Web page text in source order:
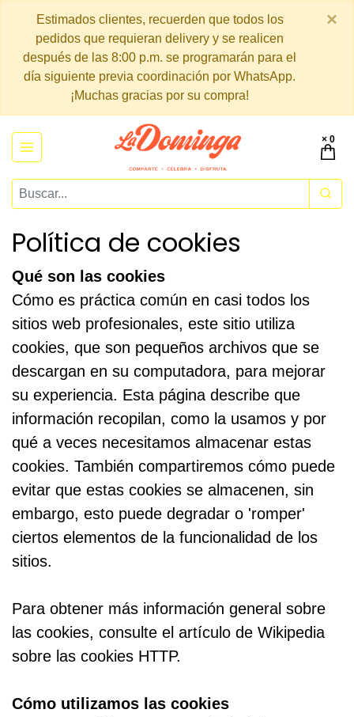
Estimados clientes, recuerden que todos los
pedidos que requieran delivery y se realicen
después de las 8:00 p.m. se programarán para el
día siguiente previa coordinación por WhatsApp.
¡Muchas gracias por su compra!
×
× 0
Política de cookies
Qué son las cookies
Cómo es práctica común en casi todos los
sitios web profesionales, este sitio utiliza
cookies, que son pequeños archivos que se
descargan en su computadora, para mejorar
su experiencia. Esta página describe que
información recopilan, como la usamos y por
qué a veces necesitamos almacenar estas
cookies. También compartiremos cómo puede
evitar que estas cookies se almacenen, sin
embargo, esto puede degradar o 'romper'
ciertos elementos de la funcionalidad de los
sitios.
Para obtener más información general sobre
las cookies, consulte el artículo de Wikipedia
sobre las cookies HTTP.
Cómo utilizamos las cookies